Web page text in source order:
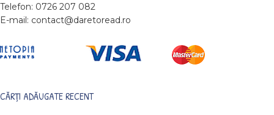
Telefon: 0726 207 082
E-mail: contact@daretoread.ro
CĂRȚI ADĂUGATE RECENT